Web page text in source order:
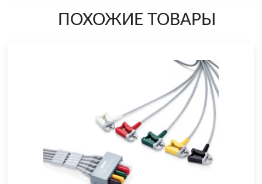
ПОХОЖИЕ ТОВАРЫ